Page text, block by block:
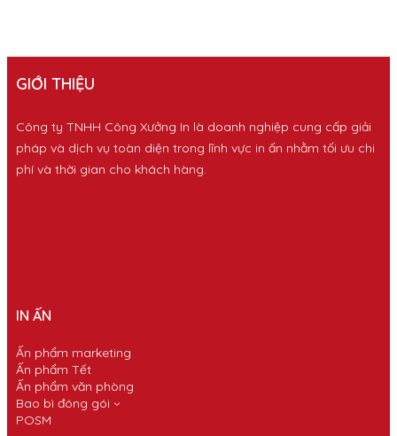
GIỚI THIỆU
Công ty TNHH Công Xưởng In là doanh nghiệp cung cấp giải
pháp và dịch vụ toàn diện trong lĩnh vực in ấn nhằm tối ưu chi
phí và thời gian cho khách hàng.
IN ẤN
Ấn phẩm marketing
Ấn phẩm Tết
Ấn phẩm văn phòng
Bao bì đóng gói
POSM